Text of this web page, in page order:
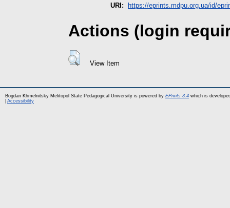
URI:
https://eprints.mdpu.org.ua/id/
Actions (login
View Item
Bogdan Khmelnitsky Melitopol State Pedagogical University is powered by EPrints 3.4 which is
Accessibility